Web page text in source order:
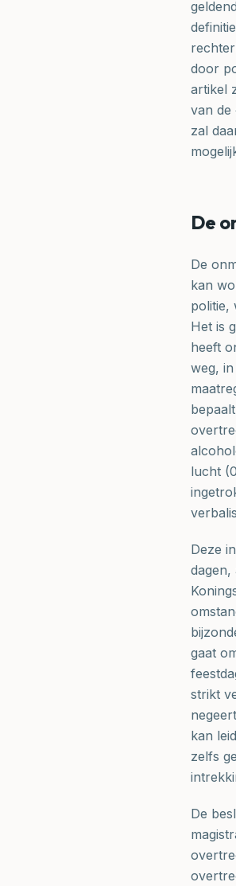
door
artikel
van de
zal
De
De
kan
politie,
Het is
heeft
weg,
lucht
Deze
gaat
strikt
kan
zelfs
De